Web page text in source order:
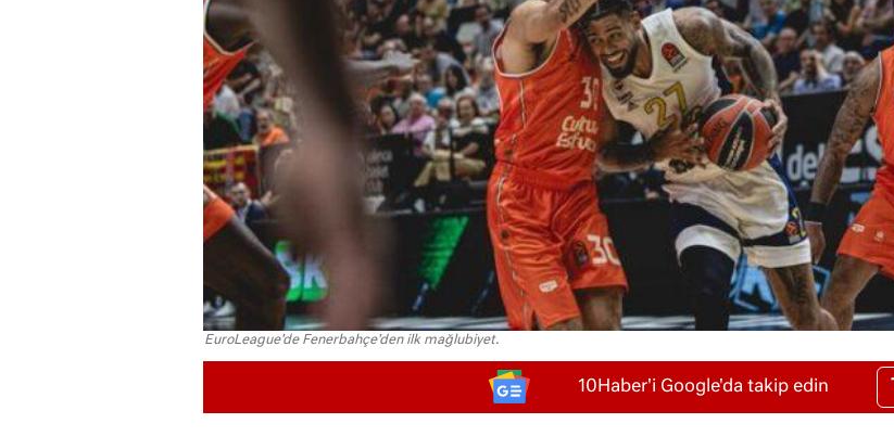
EuroLeague'de Fenerbahçe'den ilk mağlubiyet.
10Haber'i Google'da takip edin